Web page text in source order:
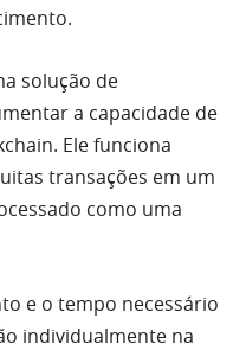
solução de
a capacidade de
Ele funciona
transações em um
como uma
e o tempo necessário
individualmente na